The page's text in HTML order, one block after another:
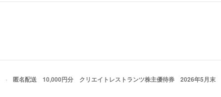
匿名配送 10,000円分 クリエイトレストランツ株主優待券 2026年5月末